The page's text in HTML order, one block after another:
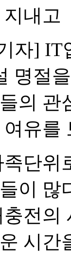
내고
자] IT
명절
의 관
유를
단위
이 많
전의
시간